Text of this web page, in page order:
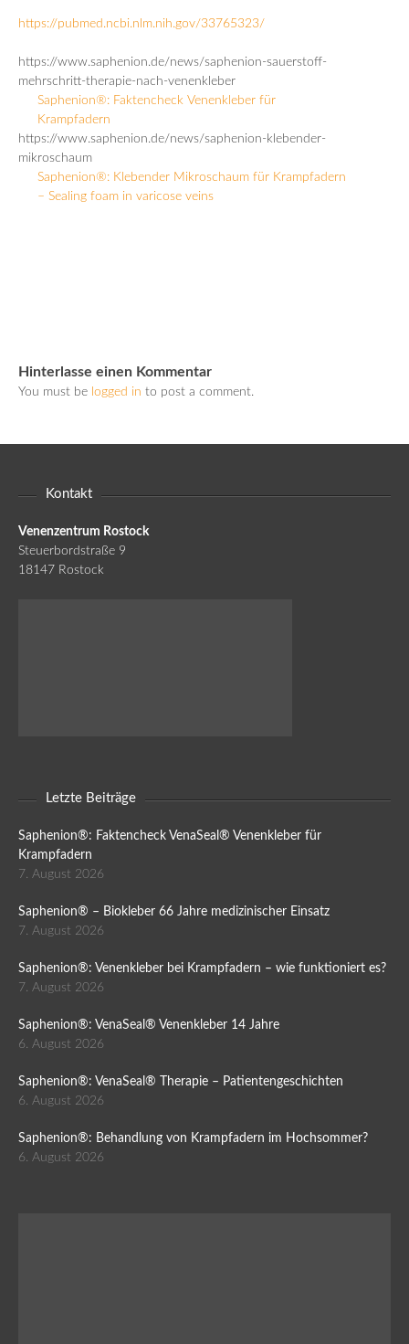
https://pubmed.ncbi.nlm.nih.gov/33765323/
https://www.saphenion.de/news/saphenion-sauerstoff-
mehrschritt-therapie-nach-venenkleber
Saphenion®: Faktencheck Venenkleber für
Krampfadern
https://www.saphenion.de/news/saphenion-klebender-
mikroschaum
Saphenion®: Klebender Mikroschaum für Krampfadern
– Sealing foam in varicose veins
Hinterlasse einen Kommentar
You must be logged in to post a comment.
Kontakt
Venenzentrum Rostock
Steuerbordstraße 9
18147 Rostock
Letzte Beiträge
Saphenion®: Faktencheck VenaSeal® Venenkleber für
Krampfadern
7. August 2026
Saphenion® – Biokleber 66 Jahre medizinischer Einsatz
7. August 2026
Saphenion®: Venenkleber bei Krampfadern – wie funktioniert es?
7. August 2026
Saphenion®: VenaSeal® Venenkleber 14 Jahre
6. August 2026
Saphenion®: VenaSeal® Therapie – Patientengeschichten
6. August 2026
Saphenion®: Behandlung von Krampfadern im Hochsommer?
6. August 2026